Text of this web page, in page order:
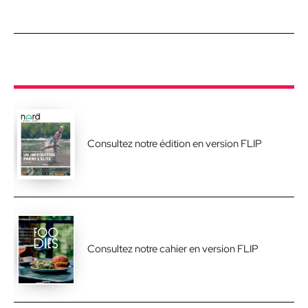
Consultez notre édition en version FLIP
Consultez notre cahier en version FLIP